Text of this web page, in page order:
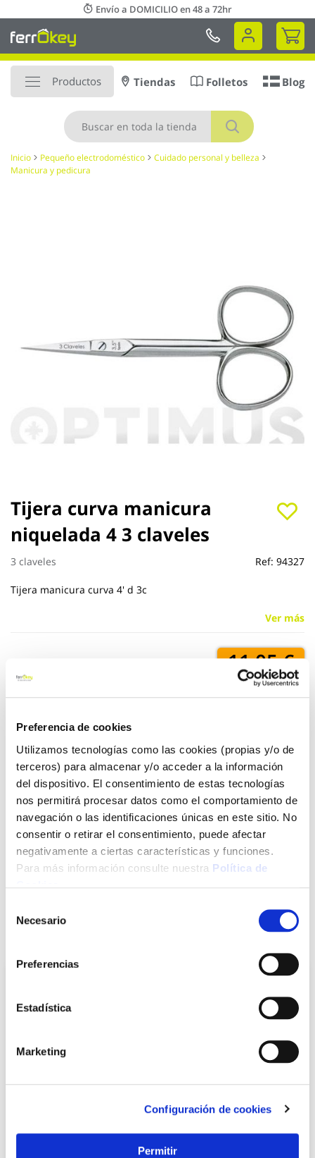
Preferencia de cookies
Utilizamos tecnologías como las cookies (propias y/o de
terceros) para almacenar y/o acceder a la información
del dispositivo. El consentimiento de estas tecnologías
nos permitirá procesar datos como el comportamiento de
navegación o las identificaciones únicas en este sitio. No
consentir o retirar el consentimiento, puede afectar
negativamente a ciertas características y funciones.
Para más información consulte nuestra Política de
Necesario
Preferencias
Estadística
Marketing
Configuración de cookies
Permitir
al
contenido
Envío a DOMICILIO en 48 a 72hr
Mi
Productos
Buscar
Tiendas Folletos Blog
Inicio Pequeño electrodoméstico
Cuidado personal y belleza
Manicura y pedicura
Tijera curva manicura
niquelada 4 3 claveles
3 claveles Ref: 94327
Tijera manicura curva 4' d 3c
Ver más
11,05 €
Click&Collect - Recogida gratis
en nuestras tiendas
Envío a domicilio:
5 días hábiles
+ INFO
Saltar
al
comienzo
de
la
de
imágenes
Palmera